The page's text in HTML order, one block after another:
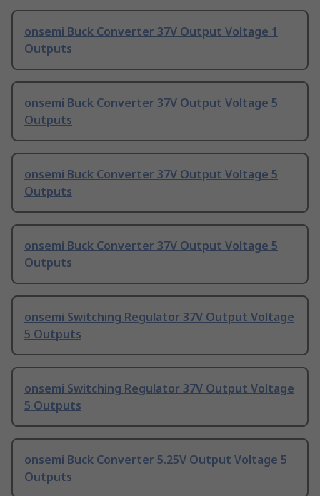
onsemi Buck Converter 37V Output Voltage 1
Outputs
onsemi Buck Converter 37V Output Voltage 5
Outputs
onsemi Buck Converter 37V Output Voltage 5
Outputs
onsemi Buck Converter 37V Output Voltage 5
Outputs
onsemi Switching Regulator 37V Output Voltage
5 Outputs
onsemi Switching Regulator 37V Output Voltage
5 Outputs
onsemi Buck Converter 5.25V Output Voltage 5
Outputs